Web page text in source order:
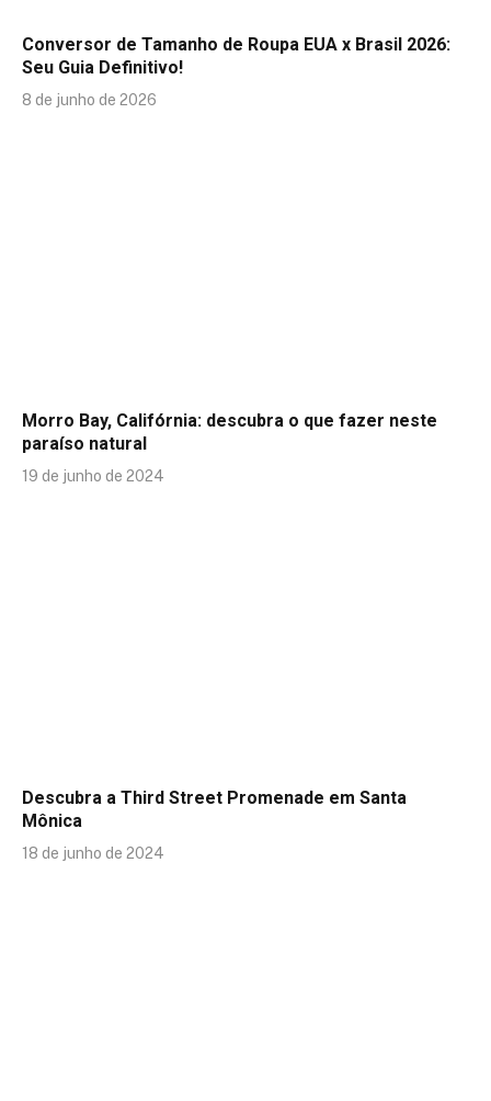
Conversor de Tamanho de Roupa EUA x Brasil 2026:
Seu Guia Definitivo!
8 de junho de 2026
Morro Bay, Califórnia: descubra o que fazer neste
paraíso natural
19 de junho de 2024
Descubra a Third Street Promenade em Santa
Mônica
18 de junho de 2024